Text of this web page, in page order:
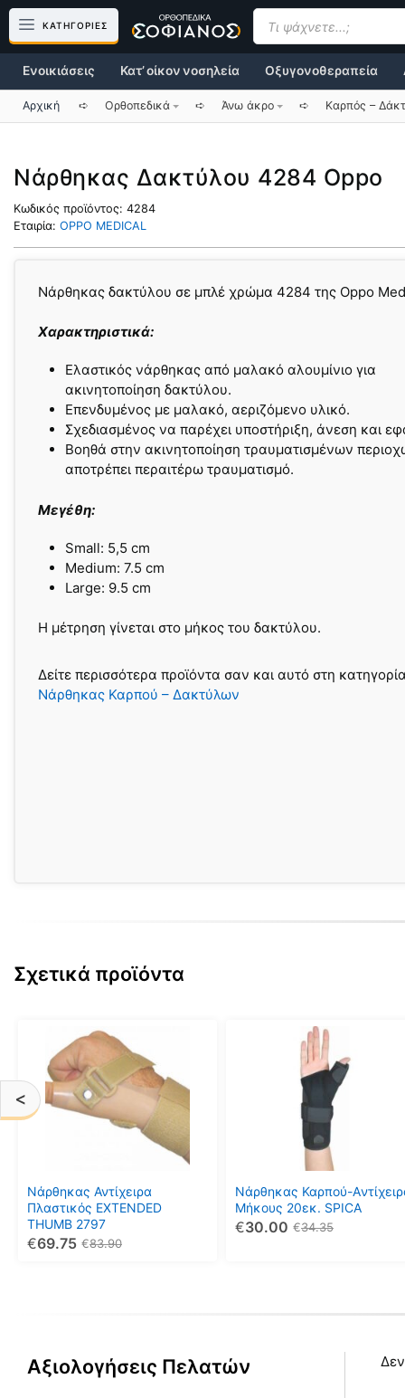
Μετάβαση
περιεχόμενο
ΚΑΤΗΓΟΡΙΕΣ
Products
search
Κατ’ οίκον νοσηλεία Οξυγονοθεραπεία
Ενοικιάσεις
Αρχική ➪ Ορθοπεδικά ➪ Άνω άκρο ➪ Καρπός –
<
Νάρθηκας Δακτύλου 4284 Oppo
Κωδικός προϊόντος: 4284
Εταιρία: OPPO MEDICAL
Νάρθηκας δακτύλου σε μπλέ χρώμα 4284 της Oppo
Χαρακτηριστικά:
Ελαστικός νάρθηκας από μαλακό αλουμίνιο για
ακινητοποίηση δακτύλου.
Επενδυμένος με μαλακό, αεριζόμενο υλικό.
Σχεδιασμένος να παρέχει υποστήριξη, άνεση και
Βοηθά στην ακινητοποίηση τραυματισμένων
αποτρέπει περαιτέρω τραυματισμό.
Μεγέθη:
Small: 5,5 cm
Medium: 7.5 cm
Large: 9.5 cm
Η μέτρηση γίνεται στο μήκος του δακτύλου.
Δείτε περισσότερα προϊόντα σαν και αυτό στη κατηγορία
Νάρθηκας Καρπού – Δακτύλων
Σχετικά προϊόντα
Νάρθηκας Αντίχειρα
Πλαστικός EXTENDED
THUMB 2797
83.90
€
69.75
€
προϊόν
έχει
πολλαπλές
παραλλαγές.
μπορούν
να
επιλεγούν
στη
Νάρθηκας Καρπού-
Μήκους 20εκ. SPICA
34.35
€
30.00
€
πολλαπλές
παραλλαγές.
μπορούν
να
επιλεγούν
Αξιολογήσεις Πελατών